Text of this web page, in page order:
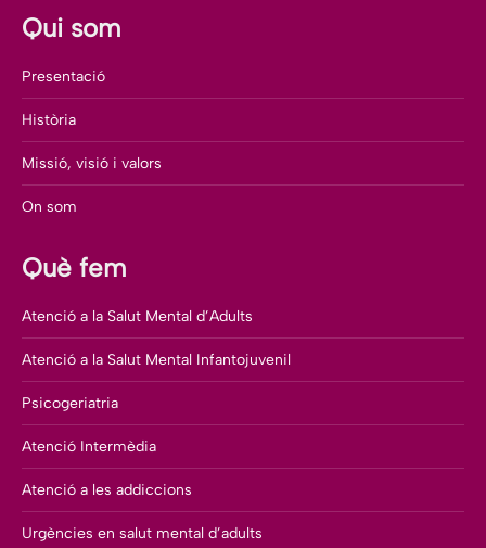
Qui som
Presentació
Història
Missió, visió i valors
On som
Què fem
Atenció a la Salut Mental d’Adults
Atenció a la Salut Mental Infantojuvenil
Psicogeriatria
Atenció Intermèdia
Atenció a les addiccions
Urgències en salut mental d’adults